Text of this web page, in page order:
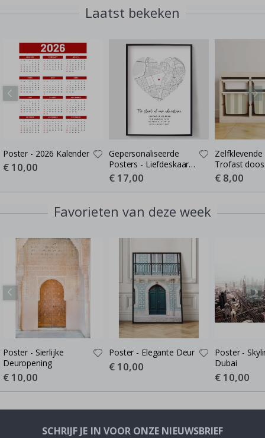
Laatst bekeken
Poster - 2026 Kalender
Special
Price
€ 10,00
Gepersonaliseerde
Posters - Liefdeskaart -
Waar de Liefde Begon
Special
Price
€ 17,00
Trofast
Kies maat /
green-cream
Special
Price
€ 8,00
Favorieten van deze week
Poster - Sierlijke
Deuropening
Special
Price
€ 10,00
Poster - Elegante Deur
Special
Price
€ 10,00
Poster -
Dubai
Special
Price
€ 10,00
SCHRIJF JE IN VOOR ONZE NIEUWSBRIEF